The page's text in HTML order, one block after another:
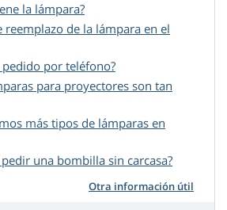
la lámpara?
reemplazo de la lámpara en el
pedido por teléfono?
para proyectores son tan
más tipos de lámparas en
una bombilla sin carcasa?
Otra información útil